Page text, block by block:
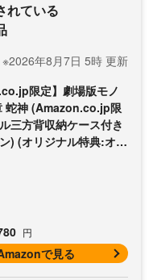
れている
※2026年8月7日 5時 更新
限定】劇場版モノ
蛇神 (Amazon.co.jp限
三方背収納ケース付き
) (オリジナル特典:オリ
円
で見る